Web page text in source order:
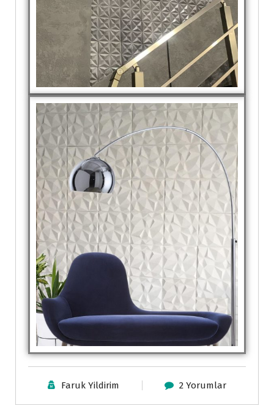
Faruk Yildirim 2 Yorumlar